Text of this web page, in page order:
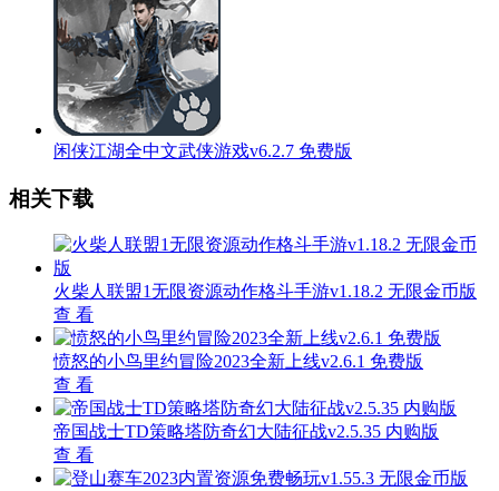
闲侠江湖全中文武侠游戏v6.2.7 免费版
相关下载
火柴人联盟1无限资源动作格斗手游v1.18.2 无限金币版
查 看
愤怒的小鸟里约冒险2023全新上线v2.6.1 免费版
查 看
帝国战士TD策略塔防奇幻大陆征战v2.5.35 内购版
查 看